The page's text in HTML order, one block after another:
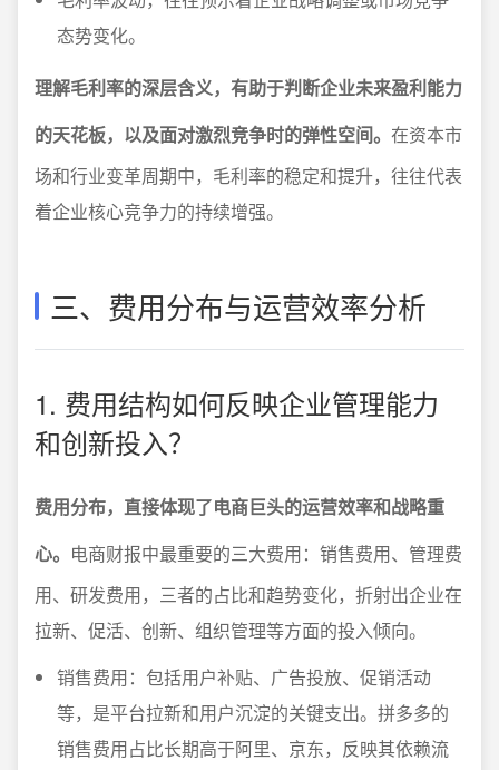
态势变化。
理解毛利率的深层含义，有助于判断企业未来盈利能力
的天花板，以及面对激烈竞争时的弹性空间。 在资本市
场和行业变革周期中，毛利率的稳定和提升，往往代表
着企业核心竞争力的持续增强。
三、费用分布与运营效率分析
1. 费用结构如何反映企业管理能力
和创新投入？
费用分布，直接体现了电商巨头的运营效率和战略重
心。 电商财报中最重要的三大费用：销售费用、管理费
用、研发费用，三者的占比和趋势变化，折射出企业在
拉新、促活、创新、组织管理等方面的投入倾向。
销售费用：包括用户补贴、广告投放、促销活动
等，是平台拉新和用户沉淀的关键支出。拼多多的
销售费用占比长期高于阿里、京东，反映其依赖流